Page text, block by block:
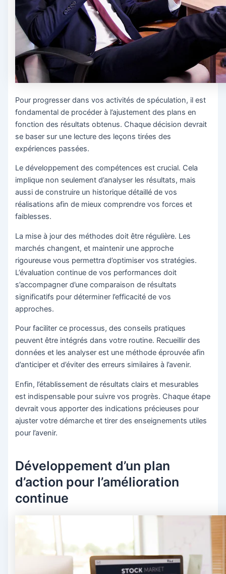
Pour progresser dans vos activités de spéculation, il est
fondamental de procéder à l’ajustement des plans en
fonction des résultats obtenus. Chaque décision devrait
se baser sur une lecture des leçons tirées des
expériences passées.
Le développement des compétences est crucial. Cela
implique non seulement d’analyser les résultats, mais
aussi de construire un historique détaillé de vos
réalisations afin de mieux comprendre vos forces et
faiblesses.
La mise à jour des méthodes doit être régulière. Les
marchés changent, et maintenir une approche
rigoureuse vous permettra d’optimiser vos stratégies.
L’évaluation continue de vos performances doit
s’accompagner d’une comparaison de résultats
significatifs pour déterminer l’efficacité de vos
approches.
Pour faciliter ce processus, des conseils pratiques
peuvent être intégrés dans votre routine. Recueillir des
données et les analyser est une méthode éprouvée afin
d’anticiper et d’éviter des erreurs similaires à l’avenir.
Enfin, l’établissement de résultats clairs et mesurables
est indispensable pour suivre vos progrès. Chaque étape
devrait vous apporter des indications précieuses pour
ajuster votre démarche et tirer des enseignements utiles
pour l’avenir.
Développement d’un plan
d’action pour l’amélioration
continue